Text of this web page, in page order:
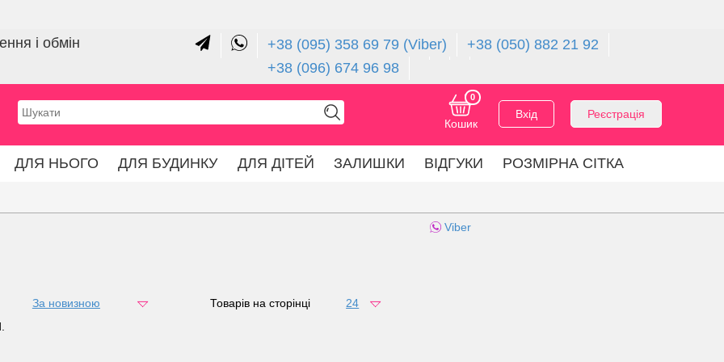
і обмін +38 (095) 358 69 79 (Viber)
+38 (050) 882 21 92
+38 (096) 674 96 98
Реєстрація
Вхід
Кошик
0
ДЛЯ НЬОГО ДЛЯ БУДИНКУ ДЛЯ ДІТЕЙ ЗАЛИШКИ ВІДГУКИ РОЗМІРНА СІТКА
Viber
За новизною
за ціною Товарів на сторінці 24
48